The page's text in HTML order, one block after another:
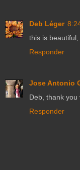
Deb Léger
this is
Responder
Jose Antonio
Deb, thank
Responder